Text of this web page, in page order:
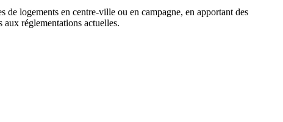
de logements en centre-ville ou en campagne, en apportant des
aux réglementations actuelles.